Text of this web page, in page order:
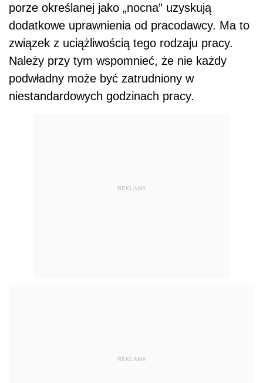
porze określanej jako „nocna” uzyskują
dodatkowe uprawnienia od pracodawcy. Ma to
związek z uciążliwością tego rodzaju pracy.
Należy przy tym wspomnieć, że nie każdy
podwładny może być zatrudniony w
niestandardowych godzinach pracy.
REKLAMA
REKLAMA